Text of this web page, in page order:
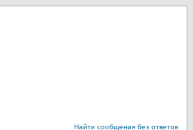
Найти сообщения без ответов